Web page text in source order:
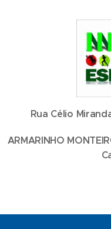
Rua Célio
ARMARINHO